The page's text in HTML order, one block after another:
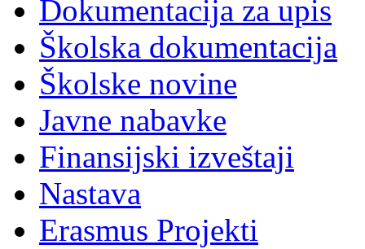
Dokumentacija za upis
Školska dokumentacija
Školske novine
Javne nabavke
Finansijski izveštaji
Nastava
Erasmus Projekti